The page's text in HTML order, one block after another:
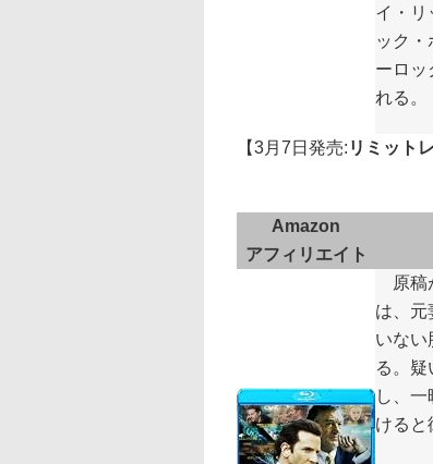
イ・リ
ック
ーロッ
れる。
【3月7日発売: リミット
Amazon
アフィリエイト
原稿
は、元
いない
る。
し、
けると